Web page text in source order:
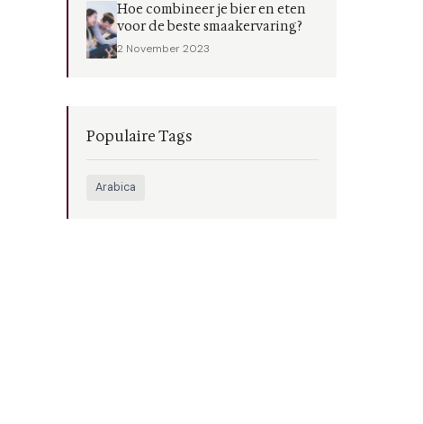
Hoe combineer je bier en eten
voor de beste smaakervaring?
2 November 2023
Populaire Tags
Arabica